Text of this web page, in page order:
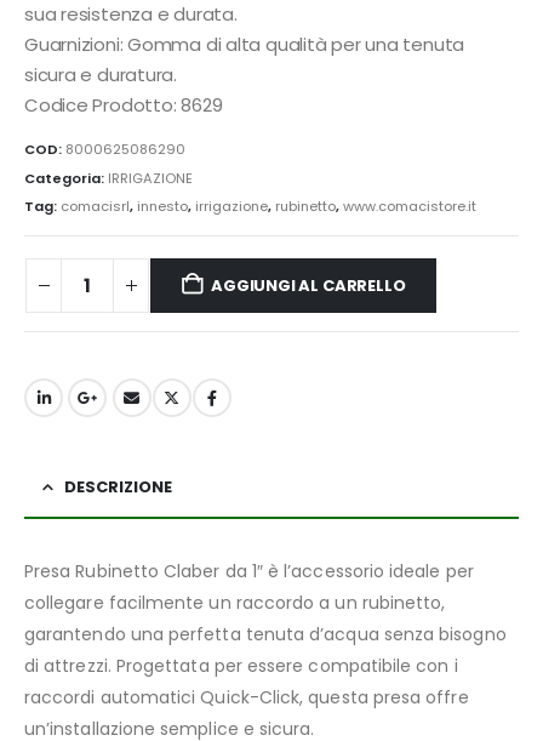
sua resistenza e durata.
Guarnizioni: Gomma di alta qualità per una tenuta
sicura e duratura.
Codice Prodotto: 8629
COD: 8000625086290
Categoria: IRRIGAZIONE
Tag: comacisrl, innesto, irrigazione, rubinetto,www.comacistore.it
AGGIUNGI AL CARRELLO
DESCRIZIONE
Presa Rubinetto Claber da 1″ è l’accessorio ideale per
collegare facilmente un raccordo a un rubinetto,
garantendo una perfetta tenuta d’acqua senza bisogno
di attrezzi. Progettata per essere compatibile con i
raccordi automatici Quick-Click, questa presa offre
un’installazione semplice e sicura.